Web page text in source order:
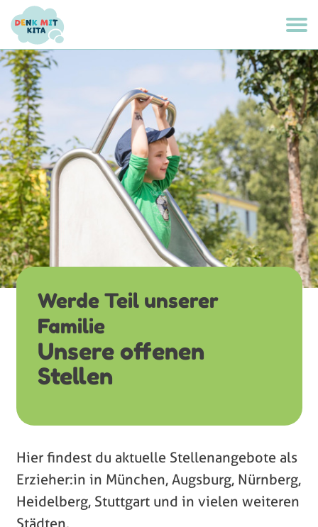
Werde Teil unserer
Familie
Unsere offenen
Stellen
Hier findest du aktuelle Stellenangebote als
Erzieher:in in München, Augsburg, Nürnberg,
Heidelberg, Stuttgart und in vielen weiteren